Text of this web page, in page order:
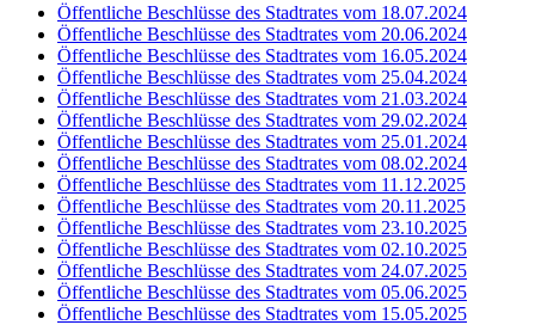
Öffentliche Beschlüsse des Stadtrates vom 18.07.2024
Öffentliche Beschlüsse des Stadtrates vom 20.06.2024
Öffentliche Beschlüsse des Stadtrates vom 16.05.2024
Öffentliche Beschlüsse des Stadtrates vom 25.04.2024
Öffentliche Beschlüsse des Stadtrates vom 21.03.2024
Öffentliche Beschlüsse des Stadtrates vom 29.02.2024
Öffentliche Beschlüsse des Stadtrates vom 25.01.2024
Öffentliche Beschlüsse des Stadtrates vom 08.02.2024
Öffentliche Beschlüsse des Stadtrates vom 11.12.2025
Öffentliche Beschlüsse des Stadtrates vom 20.11.2025
Öffentliche Beschlüsse des Stadtrates vom 23.10.2025
Öffentliche Beschlüsse des Stadtrates vom 02.10.2025
Öffentliche Beschlüsse des Stadtrates vom 24.07.2025
Öffentliche Beschlüsse des Stadtrates vom 05.06.2025
Öffentliche Beschlüsse des Stadtrates vom 15.05.2025